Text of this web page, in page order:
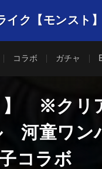
イク【モンスト
コラボ ガチャ
】 ※クリ
河童ワン
コラボ